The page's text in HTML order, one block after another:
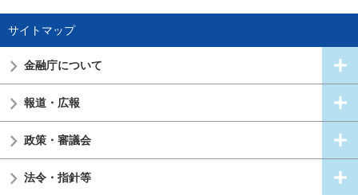
サイトマップ
金融庁について
報道・広報
政策・審議会
法令・指針等